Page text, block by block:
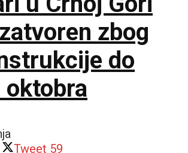
zbog
do
oktobra
Tweet 59